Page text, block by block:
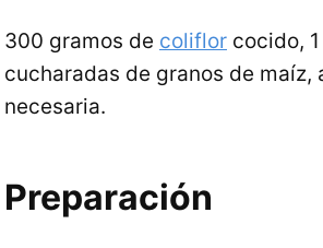
300 gramos de coliflor cocido,
cucharadas de granos de
necesaria.
Preparación